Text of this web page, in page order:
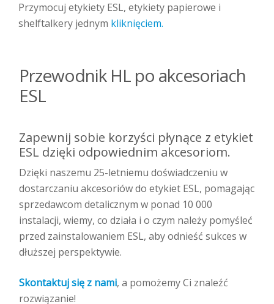
Przymocuj etykiety ESL, etykiety papierowe i
shelftalkery jednym kliknięciem.
Przewodnik HL po akcesoriach
ESL
Zapewnij sobie korzyści płynące z etykiet
ESL dzięki odpowiednim akcesoriom.
Dzięki naszemu 25-letniemu doświadczeniu w
dostarczaniu akcesoriów do etykiet ESL, pomagając
sprzedawcom detalicznym w ponad 10 000
instalacji, wiemy, co działa i o czym należy pomyśleć
przed zainstalowaniem ESL, aby odnieść sukces w
dłuższej perspektywie.
Skontaktuj się z nami, a pomożemy Ci znaleźć
rozwiązanie!